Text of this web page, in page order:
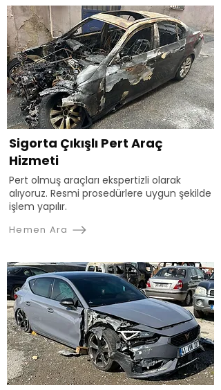
Sigorta Çıkışlı Pert Araç
Hizmeti
Pert olmuş araçları ekspertizli olarak
alıyoruz. Resmi prosedürlere uygun şekilde
işlem yapılır.
Hemen Ara